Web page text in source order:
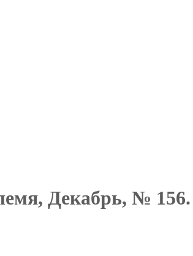
Декабрь, № 156.